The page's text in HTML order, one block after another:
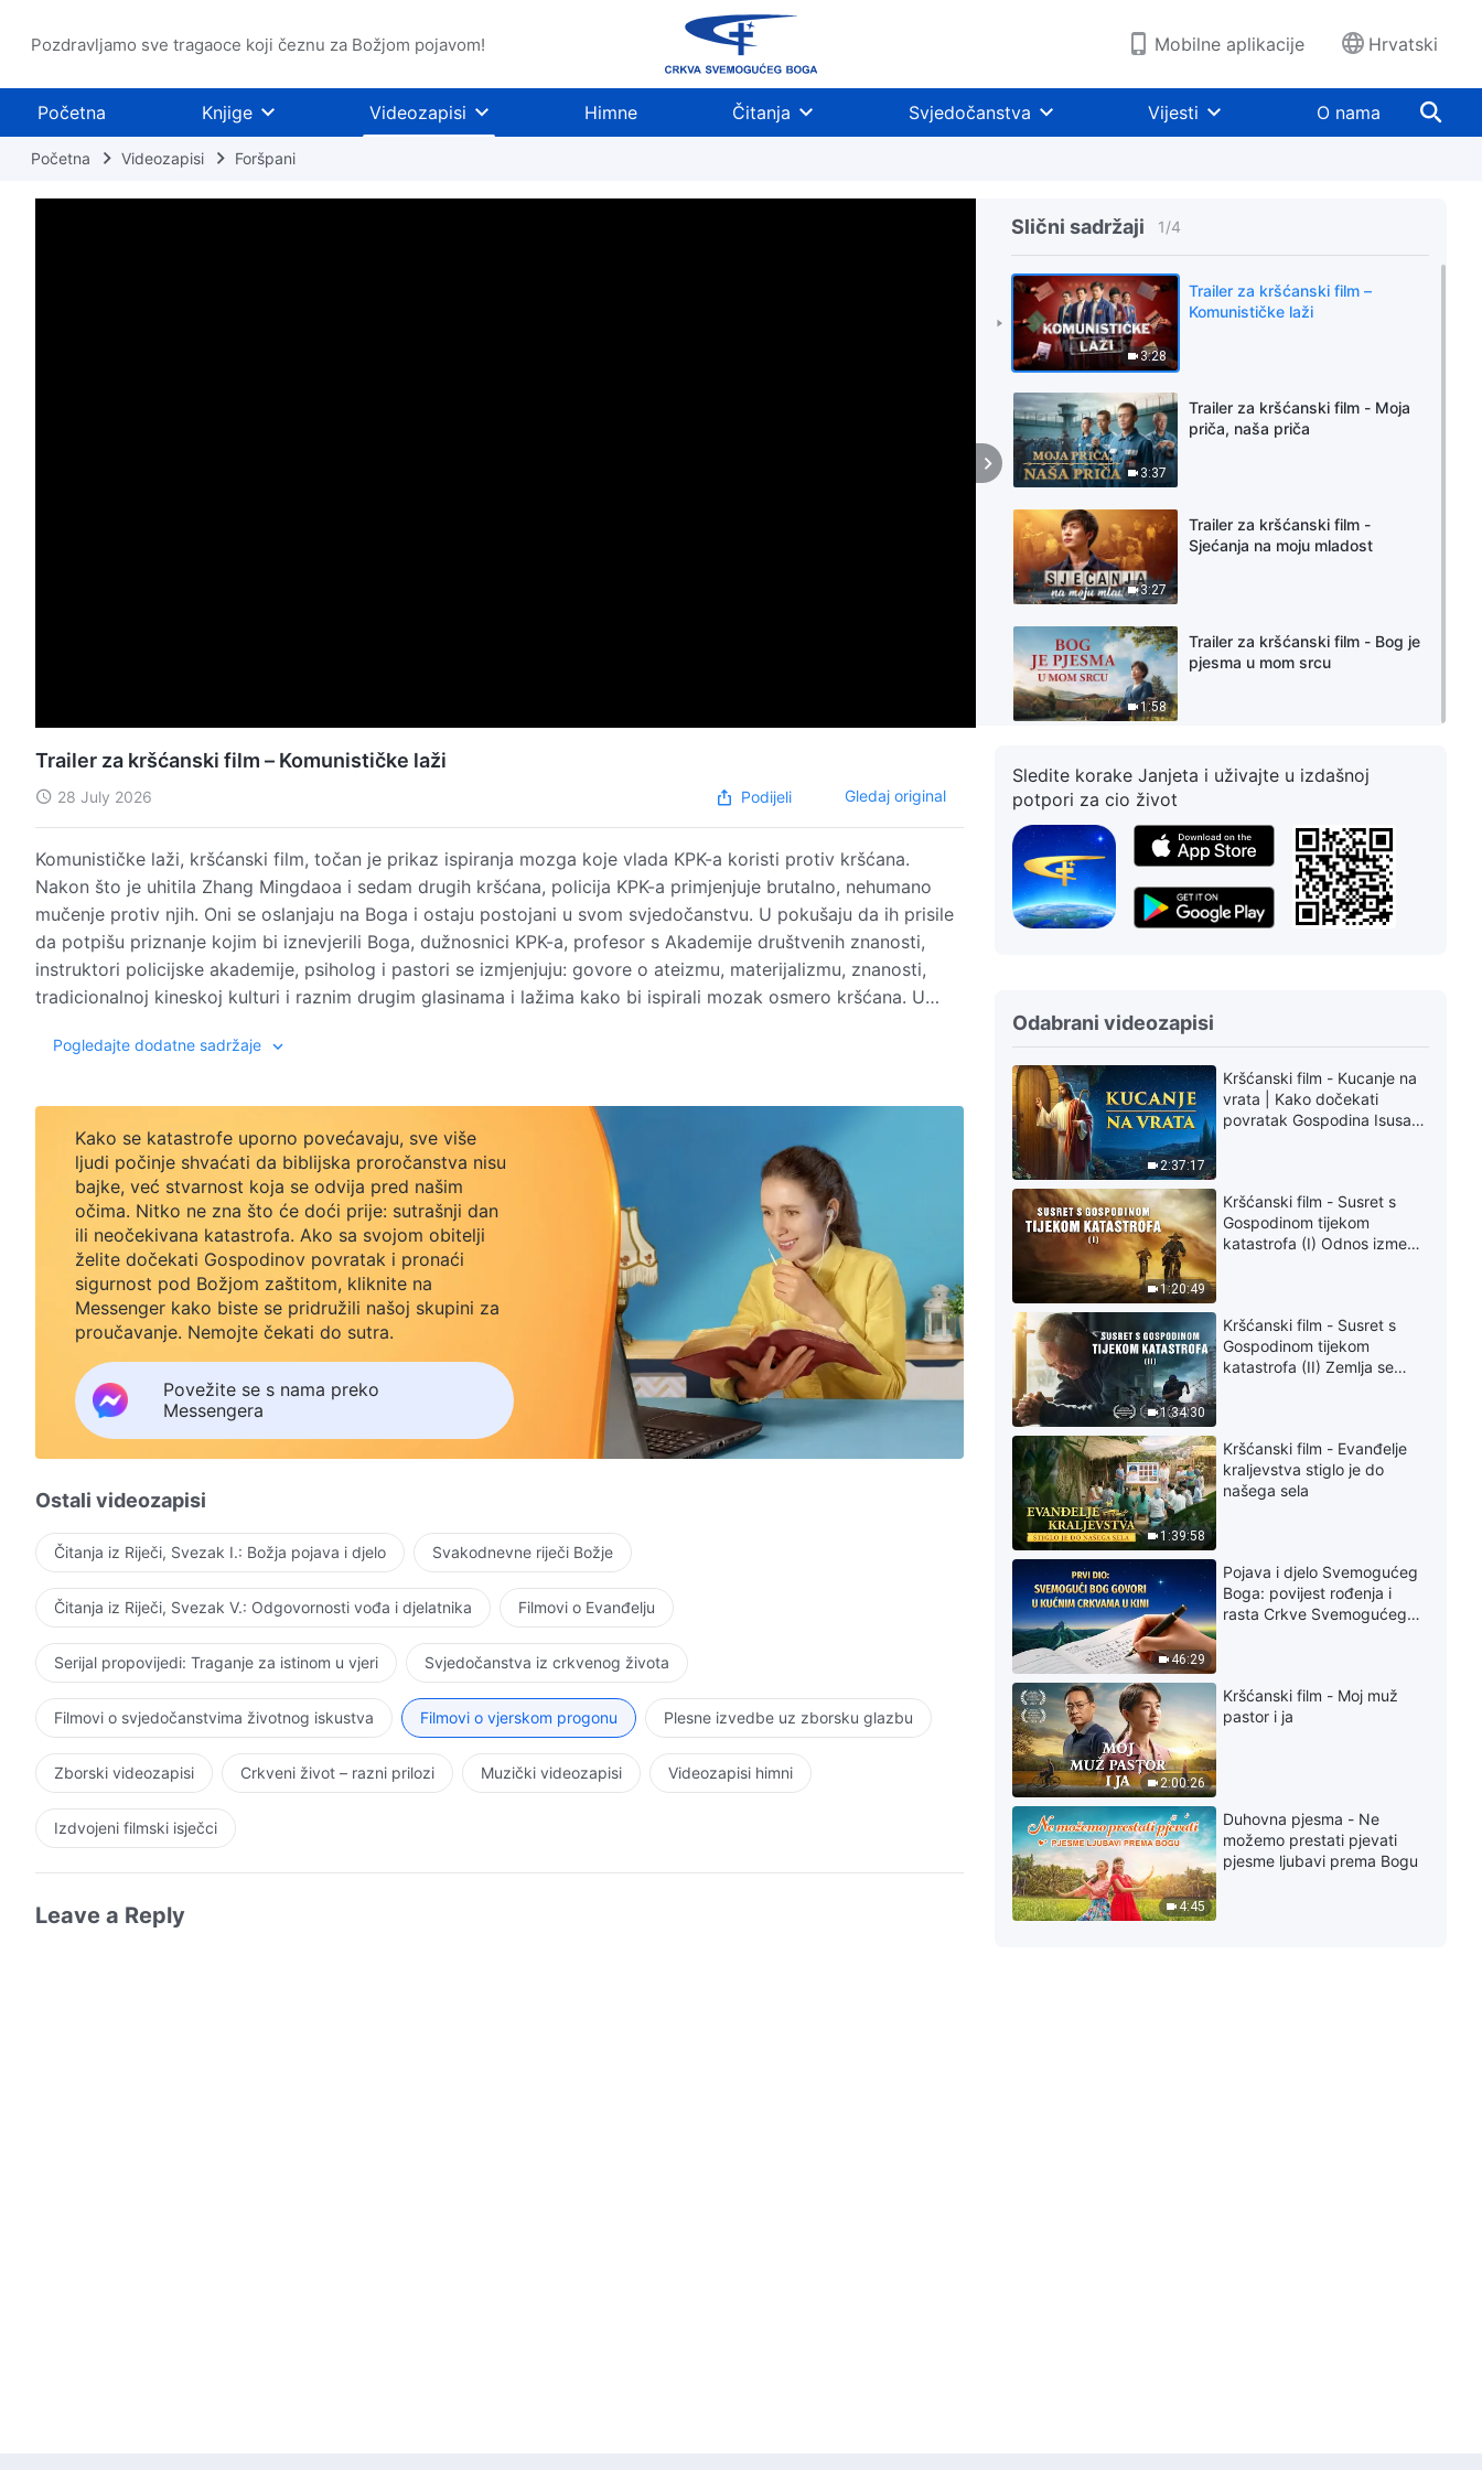
Pozdravljamo sve tragaoce koji čeznu za Božjom pojavom! Mobilne aplikacije Hrvatski
Početna Knjige Videozapisi Himne Čitanja Svjedočanstva Vijesti O nama
Početna Videozapisi Foršpani
Slični sadržaji 1/4
3:28
Trailer za kršćanski film –
Komunističke laži
3:37
Trailer za kršćanski film - Moja
priča, naša priča
3:27
Trailer za kršćanski film -
Sjećanja na moju mladost
1:58
Trailer za kršćanski film - Bog je
pjesma u mom srcu
Trailer za kršćanski film – Komunističke laži
28 July 2026 Podijeli Gledaj original
Komunističke laži, kršćanski film, točan je prikaz ispiranja mozga koje vlada KPK-a koristi protiv kršćana.
Nakon što je uhitila Zhang Mingdaoa i sedam drugih kršćana, policija KPK-a primjenjuje brutalno, nehumano
mučenje protiv njih. Oni se oslanjaju na Boga i ostaju postojani u svom svjedočanstvu. U pokušaju da ih prisile
da potpišu priznanje kojim bi iznevjerili Boga, dužnosnici KPK-a, profesor s Akademije društvenih znanosti,
instruktori policijske akademije, psiholog i pastori se izmjenjuju: govore o ateizmu, materijalizmu, znanosti,
tradicionalnoj kineskoj kulturi i raznim drugim glasinama i lažima kako bi ispirali mozak osmero kršćana. U
vlade KPK-a… Na kraju, istina pobjeđuje laži, a pravda nadvlada zlo.
Pogledajte dodatne sadržaje
Kako se katastrofe uporno povećavaju, sve više
ljudi počinje shvaćati da biblijska proročanstva nisu
bajke, već stvarnost koja se odvija pred našim
očima. Nitko ne zna što će doći prije: sutrašnji dan
ili neočekivana katastrofa. Ako sa svojom obitelji
želite dočekati Gospodinov povratak i pronaći
sigurnost pod Božjom zaštitom, kliknite na
Messenger kako biste se pridružili našoj skupini za
proučavanje. Nemojte čekati do sutra.
Povežite se s nama preko
Messengera
Ostali videozapisi
Čitanja iz Riječi, Svezak I.: Božja pojava i djelo Svakodnevne riječi Božje
Čitanja iz Riječi, Svezak V.: Odgovornosti vođa i djelatnika Filmovi o Evanđelju
Serijal propovijedi: Traganje za istinom u vjeri Svjedočanstva iz crkvenog života
Filmovi o svjedočanstvima životnog iskustva Filmovi o vjerskom progonu Plesne izvedbe uz zborsku glazbu
Zborski videozapisi Crkveni život – razni prilozi Muzički videozapisi Videozapisi himni
Izdvojeni filmski isječci
Leave a Reply
Sledite korake Janjeta i uživajte u izdašnoj
potpori za cio život
Odabrani videozapisi
2:37:17
Kršćanski film - Kucanje na
vrata | Kako dočekati
povratak Gospodina Isusa
1:20:49
Kršćanski film - Susret s
Gospodinom tijekom
katastrofa (I) Odnos između
1:34:30
Kršćanski film - Susret s
Gospodinom tijekom
katastrofa (II) Zemlja se
1:39:58
Kršćanski film - Evanđelje
kraljevstva stiglo je do
našega sela
46:29
Pojava i djelo Svemogućeg
Boga: povijest rođenja i
rasta Crkve Svemogućeg
2:00:26
Kršćanski film - Moj muž
pastor i ja
4:45
Duhovna pjesma - Ne
možemo prestati pjevati
pjesme ljubavi prema Bogu